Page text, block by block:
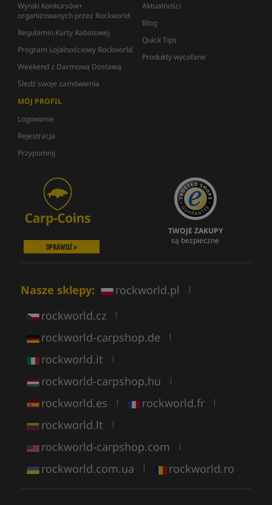
Wyniki Konkursów+
organizowanych przez Rockworld
Regulamin Karty Rabatowej
Program Lojalnościowy Rockworld
Weekend z Darmową Dostawą
Śledź swoje zamówienia
Aktualności
Blog
Quick Tips
Produkty wycofane
MÓJ PROFIL
Logowanie
Rejestracja
Przypomnij
SPRAWDŹ »
TWOJE ZAKUPY
są bezpieczne
Nasze sklepy: rockworld.pl |
rockworld.cz |
rockworld-carpshop.de |
rockworld.it |
rockworld-carpshop.hu |
rockworld.es | rockworld.fr |
rockworld.lt |
rockworld-carpshop.com |
rockworld.com.ua | rockworld.ro